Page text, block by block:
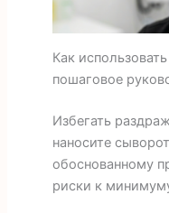
Как
пошаговое
Избегать
наносите
обоснованному
риски к